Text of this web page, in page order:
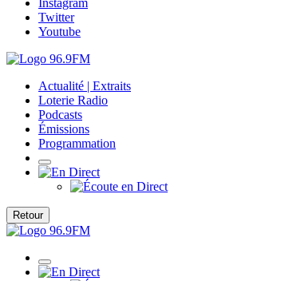
Instagram
Twitter
Youtube
Actualité | Extraits
Loterie Radio
Podcasts
Émissions
Programmation
Retour